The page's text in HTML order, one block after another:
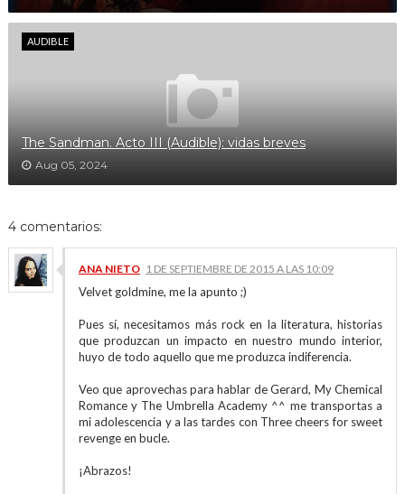
AUDIBLE
The Sandman. Acto III (Audible): vidas breves
Aug 05, 2024
4 comentarios:
ANA NIETO 1 DE SEPTIEMBRE DE 2015 A LAS 10:09
Velvet goldmine, me la apunto ;)
Pues sí, necesitamos más rock en la literatura, historias
que produzcan un impacto en nuestro mundo interior,
huyo de todo aquello que me produzca indiferencia.
Veo que aprovechas para hablar de Gerard, My Chemical
Romance y The Umbrella Academy ^^ me transportas a
mi adolescencia y a las tardes con Three cheers for sweet
revenge en bucle.
¡Abrazos!